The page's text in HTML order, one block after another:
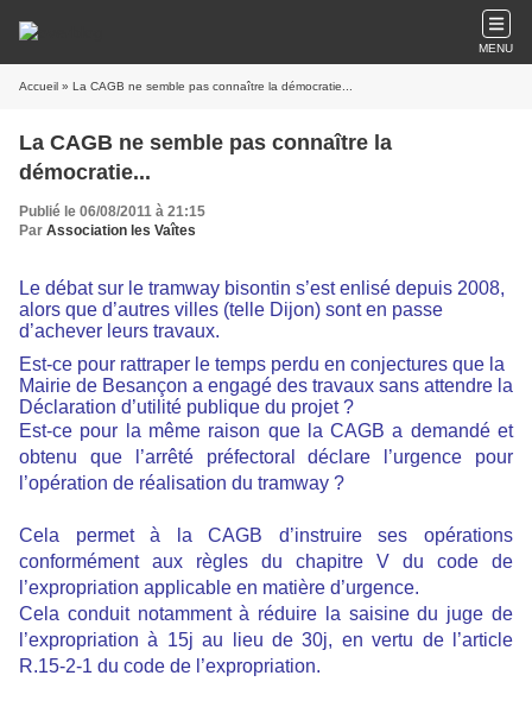
MENU
Accueil » La CAGB ne semble pas connaître la démocratie...
La CAGB ne semble pas connaître la
démocratie...
Publié le 06/08/2011 à 21:15
Par Association les Vaîtes
Le débat sur le tramway bisontin s’est enlisé depuis 2008,
alors que d’autres villes (telle Dijon) sont en passe
d’achever leurs travaux.
Est-ce pour rattraper le temps perdu en conjectures que la
Mairie de Besançon a engagé des travaux sans attendre la
Déclaration d’utilité publique du projet ?
Est-ce pour la même raison que la CAGB a demandé et
obtenu que l’arrêté préfectoral déclare l’urgence pour
l’opération de réalisation du tramway ?
Cela permet à la CAGB d’instruire ses opérations
conformément aux règles du chapitre V du code de
l’expropriation applicable en matière d’urgence.
Cela conduit notamment à réduire la saisine du juge de
l’expropriation à 15j au lieu de 30j, en vertu de l’article
R.15-2-1 du code de l’expropriation.